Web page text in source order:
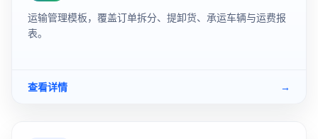
运输管理模板，覆盖订单拆分、提卸货、承运车辆与运费报
表。
查看详情 →